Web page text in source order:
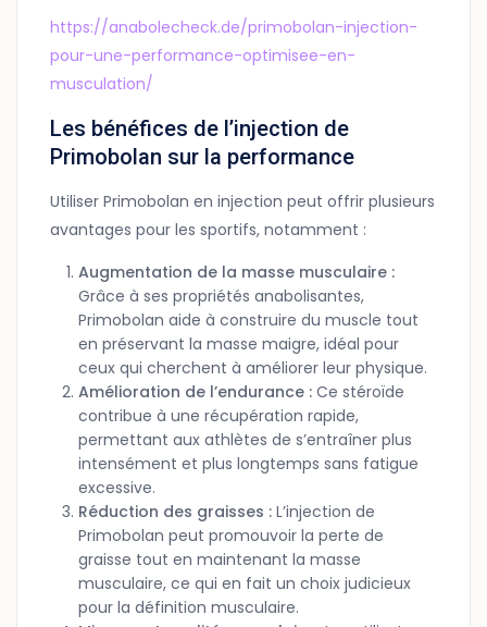
https://anabolecheck.de/primobolan-injection-
pour-une-performance-optimisee-en-
musculation/
Les bénéfices de l’injection de
Primobolan sur la performance
Utiliser Primobolan en injection peut offrir plusieurs
avantages pour les sportifs, notamment :
Augmentation de la masse musculaire :
Grâce à ses propriétés anabolisantes,
Primobolan aide à construire du muscle tout
en préservant la masse maigre, idéal pour
ceux qui cherchent à améliorer leur physique.
Amélioration de l’endurance : Ce stéroïde
contribue à une récupération rapide,
permettant aux athlètes de s’entraîner plus
intensément et plus longtemps sans fatigue
excessive.
Réduction des graisses : L’injection de
Primobolan peut promouvoir la perte de
graisse tout en maintenant la masse
musculaire, ce qui en fait un choix judicieux
pour la définition musculaire.